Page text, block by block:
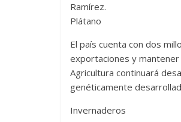
Ramírez.
Plátano
El país cuenta con dos
exportaciones y mantener
Agricultura continuará
genéticamente
Invernaderos